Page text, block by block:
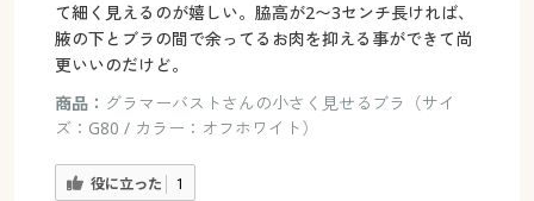
て細く見えるのが嬉しい。脇高が2〜3センチ長ければ、
腋の下とブラの間で余ってるお肉を抑える事ができて尚
更いいのだけど。
商品： グラマーバストさんの小さく見せるブラ（サイ
ズ：G80 / カラー：オフホワイト）
役に立った 1